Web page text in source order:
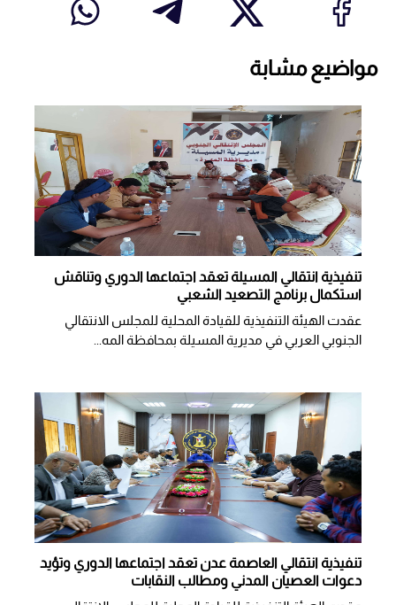
مواضيع مشابة
تنفيذية انتقالي المسيلة تعقد اجتماعها الدوري وتناقش
استكمال برنامج التصعيد الشعبي
عقدت الهيئة التنفيذية للقيادة المحلية للمجلس الانتقالي
الجنوبي العربي في مديرية المسيلة بمحافظة المه...
تنفيذية انتقالي العاصمة عدن تعقد اجتماعها الدوري وتؤيد
دعوات العصيان المدني ومطالب النقابات